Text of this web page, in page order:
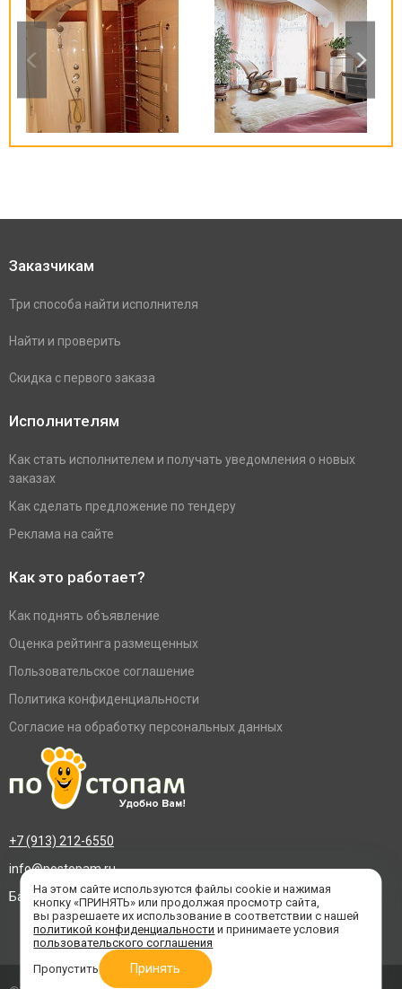
Заказчикам
Три способа найти исполнителя
Найти и проверить
Скидка с первого заказа
Исполнителям
Как стать исполнителем и получать уведомления о новых
заказах
Как сделать предложение по тендеру
Реклама на сайте
Как это работает?
Как поднять объявление
Оценка рейтинга размещенных
Пользовательское соглашение
Политика конфиденциальности
Согласие на обработку персональных данных
+7 (913) 212-6550
info@postopam.ru
Барнаул, пр. Социалистический 109, оф.455
На этом сайте используются файлы cookie и нажимая
кнопку «ПРИНЯТЬ» или продолжая просмотр сайта,
вы разрешаете их использование в соответствии с нашей
политикой конфиденциальности и принимаете условия
пользовательского соглашения
Пропустить
Принять